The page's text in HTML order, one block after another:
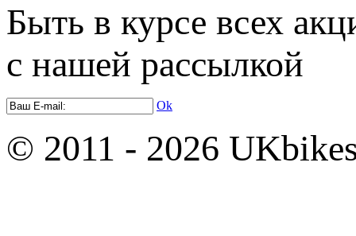
Быть в курсе всех
с нашей рассылкой
Ok
© 2011 - 2026